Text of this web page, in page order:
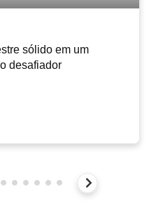
sólido em um
desafiador